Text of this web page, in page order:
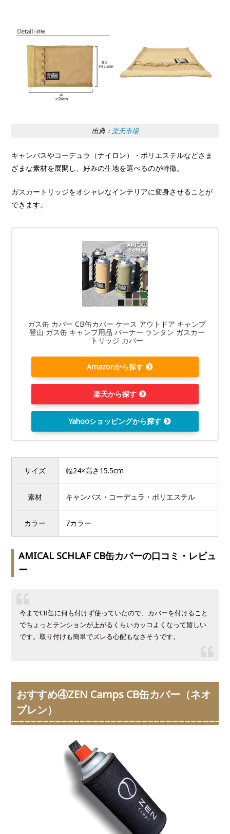
出典： 楽天市場
キャンバスやコーデュラ（ナイロン）・ポリエステルなどさま
ざまな素材を展開し、好みの生地を選べるのが特徴。
ガスカートリッジをオシャレなインテリアに変身させることが
できます。
ガス缶 カバー CB缶カバー ケース アウトドア キャンプ
登山 ガス缶 キャンプ用品 バーナー ランタン ガスカー
トリッジ カバー
Amazonから探す
楽天から探す
Yahooショッピングから探す
サイズ 幅24×高さ15.5cm
素材 キャンバス・コーデュラ・ポリエステル
カラー 7カラー
AMICAL SCHLAF CB缶カバーの口コミ・レビュ
ー
今までCB缶に何も付けず使っていたので、カバーを付けること
でちょっとテンションが上がるくらいカッコよくなって嬉しい
です。取り付けも簡単でズレる心配もなさそうです。
おすすめ④ZEN Camps CB缶カバー（ネオ
プレン）